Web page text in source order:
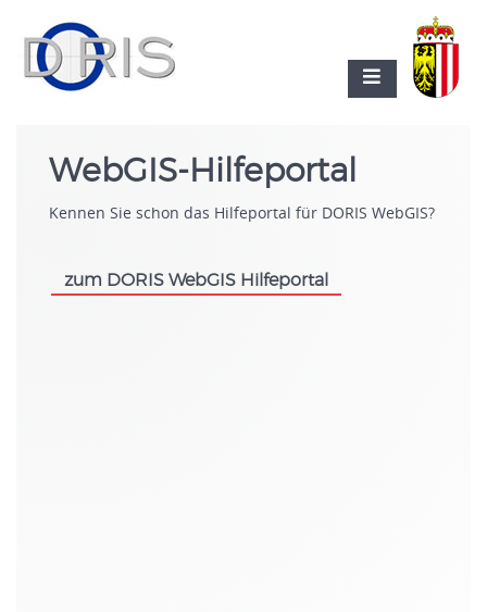
WebGIS-Hilfeportal
Kennen Sie schon das Hilfeportal für DORIS WebGIS?
zum DORIS WebGIS Hilfeportal